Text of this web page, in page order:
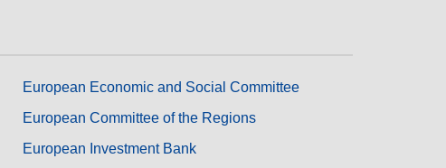
European Economic and Social Committee
European Committee of the Regions
European Investment Bank